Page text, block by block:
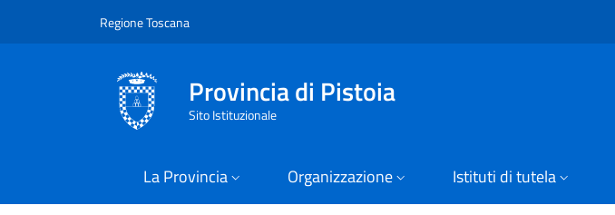
Regione ToscanaSlim
Provincia di Pistoia
Sito Istituzionale
La Provincia Organizzazione Istituti di tutela